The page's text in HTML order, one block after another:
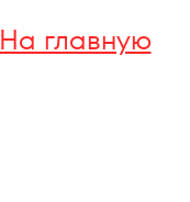
На главную